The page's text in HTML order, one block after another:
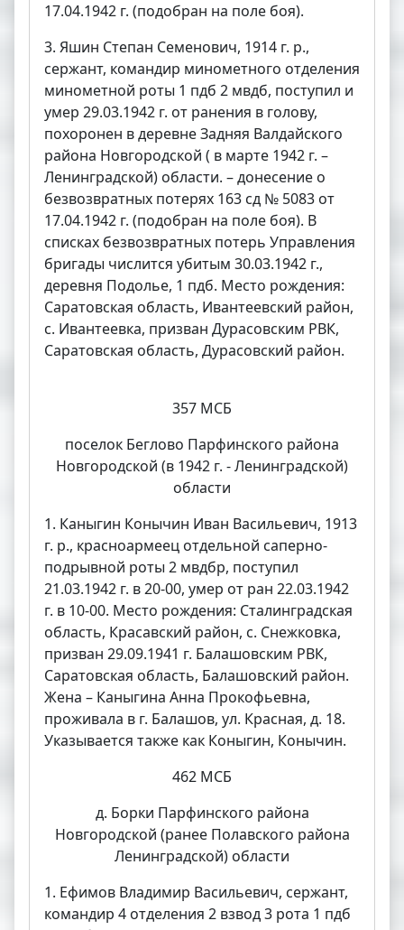
17.04.1942 г. (подобран на поле боя).
3. Яшин Степан Семенович, 1914 г. р.,
сержант, командир минометного отделения
минометной роты 1 пдб 2 мвдб, поступил и
умер 29.03.1942 г. от ранения в голову,
похоронен в деревне Задняя Валдайского
района Новгородской ( в марте 1942 г. –
Ленинградской) области. – донесение о
безвозвратных потерях 163 сд № 5083 от
17.04.1942 г. (подобран на поле боя). В
списках безвозвратных потерь Управления
бригады числится убитым 30.03.1942 г.,
деревня Подолье, 1 пдб. Место рождения:
Саратовская область, Ивантеевский район,
с. Ивантеевка, призван Дурасовским РВК,
Саратовская область, Дурасовский район.
357 МСБ
поселок Беглово Парфинского района
Новгородской (в 1942 г. - Ленинградской)
области
1. Каныгин Конычин Иван Васильевич, 1913
г. р., красноармеец отдельной саперно-
подрывной роты 2 мвдбр, поступил
21.03.1942 г. в 20-00, умер от ран 22.03.1942
г. в 10-00. Место рождения: Сталинградская
область, Красавский район, с. Снежковка,
призван 29.09.1941 г. Балашовским РВК,
Саратовская область, Балашовский район.
Жена – Каныгина Анна Прокофьевна,
проживала в г. Балашов, ул. Красная, д. 18.
Указывается также как Коныгин, Конычин.
462 МСБ
д. Борки Парфинского района
Новгородской (ранее Полавского района
Ленинградской) области
1. Ефимов Владимир Васильевич, сержант,
командир 4 отделения 2 взвод 3 рота 1 пдб